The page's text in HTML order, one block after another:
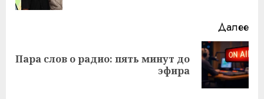
Далее
Следующая
Пара слов о радио: пять минут до
эфира